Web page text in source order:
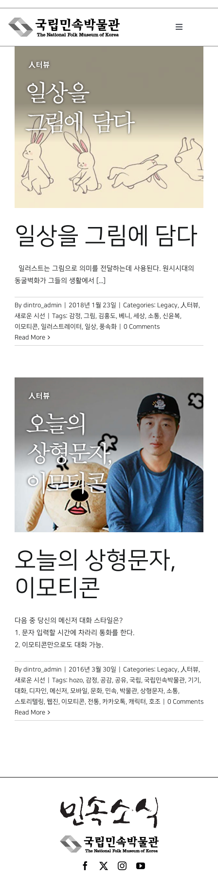
Skip
content
Toggle
박물관에서는
민속이야기
민속 인사이드
원문보기 PDF
박물관 홈페이지
일상을 그림에 담다
일러스트는 그림으로 의미를 전달하는데 사용된다. 원시시대의
동굴벽화가 그들의 생활에서 [...]
By dintro_admin 2018년 1월 23일 Categories: Legacy, 人터뷰,
새로운 시선
Tags: 감정, 그림, 김홍도, 베니 , 세상, 소통, 신윤복,
이모티콘, 일러스트레이터 , 일상, 풍속화
0 Comments
Read More
오늘의 상형문자,
이모티콘
다음 중 당신의 메신저 대화 스타일은?
1. 문자 입력할 시간에 차라리 통화를 한다.
2. 이모티콘만으로도 대화 가능.
By dintro_admin 2016년 3월 30일 Categories: Legacy, 人터뷰,
새로운 시선
Tags: hozo, 감정, 공감, 공유, 국립, 국립민속박물관, 기기 ,
대화, 디자인, 메신저 , 모바일, 문화, 민속, 박물관, 상형문자, 소통,
스토리텔링, 웹진, 이모티콘, 전통, 카카오톡, 캐릭터 , 호조
0 Comments
Read More